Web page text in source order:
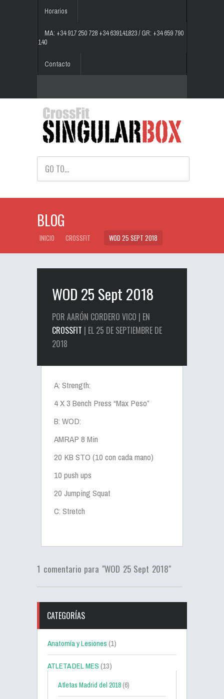
Horarios
MA: +34 917 250 728 +34 639141823 / GR: +34 659 790
140
Contacto
GO TO...
BLOG
INICIO CROSSFIT WOD 25 SEPT 2018
WOD 25 Sept 2018
POR AARÓN CORDERO VICO | EN
CROSSFIT | EL 25 DE SEPTIEMBRE DE
2018
A: Strength:
4 X 3 Bench Press “Max Peso”
B: WOD:
AMRAP 8 Min
20 KB STO (10 con cada mano)
10 push ups
20 Jumping Squat
C: Stretch
1 comentario para "WOD 25 Sept 2018"
CATEGORÍAS
Anatomía y Lesiones(1)
ATLETA DEL MES(13)
Atletas Madrid del 2018 (6)